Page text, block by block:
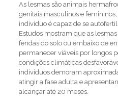
As lesmas são animais
genitais masculinos e
indivíduo é capaz de se
Estudos mostram que as
fendas do solo ou embaixo de
permanecer viáveis por longos
condições climáticas
indivíduos demoram
atingir a fase adulta e
alcançar até 20 meses.